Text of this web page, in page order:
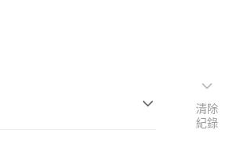
清除
紀錄